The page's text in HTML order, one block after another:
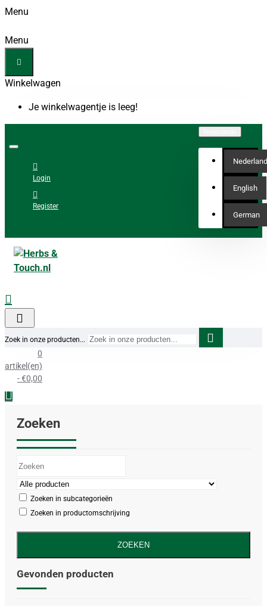
Menu
Menu
Winkelwagen
Je winkelwagentje is leeg!
Login
Register
English
German
Zoek in onze producten...
0
artikel(en)
- €0,00
Zoeken
Zoeken in subcategorieën
Zoeken in productomschrijving
ZOEKEN
Gevonden producten